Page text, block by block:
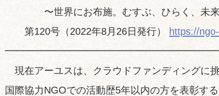
〜世界にお布施。むすぶ、ひらく、未来
第120号（2022年8月26日発行）
https://
現在アーユスは、クラウドファンディングに
国際協力NGOでの活動歴5年以内の方を表彰す